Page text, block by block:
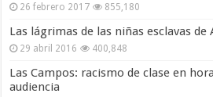
26 febrero 2017 855,180
Las lágrimas de las niñas esclavas de
29 abril 2016 400,848
Las Campos: racismo de clase en
audiencia